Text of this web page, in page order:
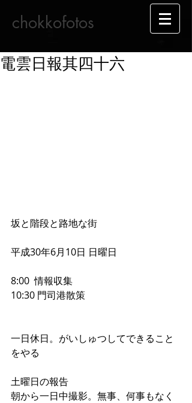
chokkofotos
電雲日報其四十六
坂と階段と路地な街
平成30年6月10日 日曜日
8:00  情報収集
10:30 門司港散策
一日休日。がいしゅつしてできること
をやる
土曜日の報告
朝から一日中撮影。無事、何事もなく